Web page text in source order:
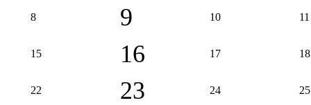
8 9 10 11
15 16 17 18
22 23 24 25